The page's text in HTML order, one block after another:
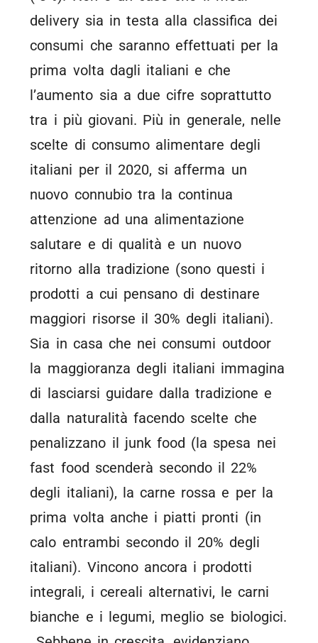
delivery sia in testa alla classifica dei
consumi che saranno effettuati per la
prima volta dagli italiani e che
l’aumento sia a due cifre soprattutto
tra i più giovani. Più in generale, nelle
scelte di consumo alimentare degli
italiani per il 2020, si afferma un
nuovo connubio tra la continua
attenzione ad una alimentazione
salutare e di qualità e un nuovo
ritorno alla tradizione (sono questi i
prodotti a cui pensano di destinare
maggiori risorse il 30% degli italiani).
Sia in casa che nei consumi outdoor
la maggioranza degli italiani immagina
di lasciarsi guidare dalla tradizione e
dalla naturalità facendo scelte che
penalizzano il junk food (la spesa nei
fast food scenderà secondo il 22%
degli italiani), la carne rossa e per la
prima volta anche i piatti pronti (in
calo entrambi secondo il 20% degli
italiani). Vincono ancora i prodotti
integrali, i cereali alternativi, le carni
bianche e i legumi, meglio se biologici.